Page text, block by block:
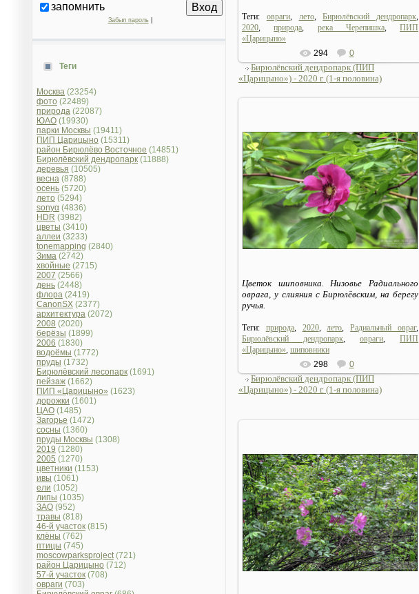
запомнить
Забыл пароль|
Теги
Москва (23254)
фото (22489)
природа (22087)
ЮАО (19930)
парки Москвы (19411)
ПИП Царицыно (15311)
район Бирюлёво Восточное (14851)
Бирюлёвский дендропарк (11888)
деревья (10505)
весна (8788)
осень (5720)
лето (5294)
sonyα (4836)
HDR (3982)
цветы (3410)
аллеи (3233)
tonemapping (2840)
Зима (2742)
хвойные (2715)
2007 (2566)
день (2448)
флора (2419)
CanonSX (2377)
архитектура (2072)
2008 (2020)
берёзы (1899)
2006 (1830)
водоёмы (1772)
пруды (1732)
Бирюлёвский лесопарк (1691)
пейзаж (1662)
ПИП «Царицыно» (1623)
дорожки (1601)
ЦАО (1485)
Загорье (1472)
сосны (1360)
пруды Москвы (1308)
2019 (1280)
2005 (1270)
цветники (1153)
ивы (1061)
ели (1052)
липы (1035)
ЗАО (952)
травы (818)
46-й участок (815)
клёны (762)
птицы (745)
moscowparksproject(721)
район Царицыно (712)
57-й участок (708)
овраги (703)
Теги: овраги, лето,Бирюлёвский дендропарк,
2020,природа, река Черепишка, ПИП
«Царицыно»
294
0
Бирюлёвский дендропарк (ПИП
«Царицыно») - 2020 г. (1-я половина)
06.07.2020
Sirius_MSK
Цветок шиповника. Низовье Радиального
оврага, у слияния с Бирюлёвским, на берегу
ручья.
Теги: природа, 2020,лето,Радиальный овраг,
Бирюлёвский дендропарк, овраги, ПИП
«Царицыно», шиповники
298
0
Бирюлёвский дендропарк (ПИП
«Царицыно») - 2020 г. (1-я половина)
06.07.2020
Sirius_MSK